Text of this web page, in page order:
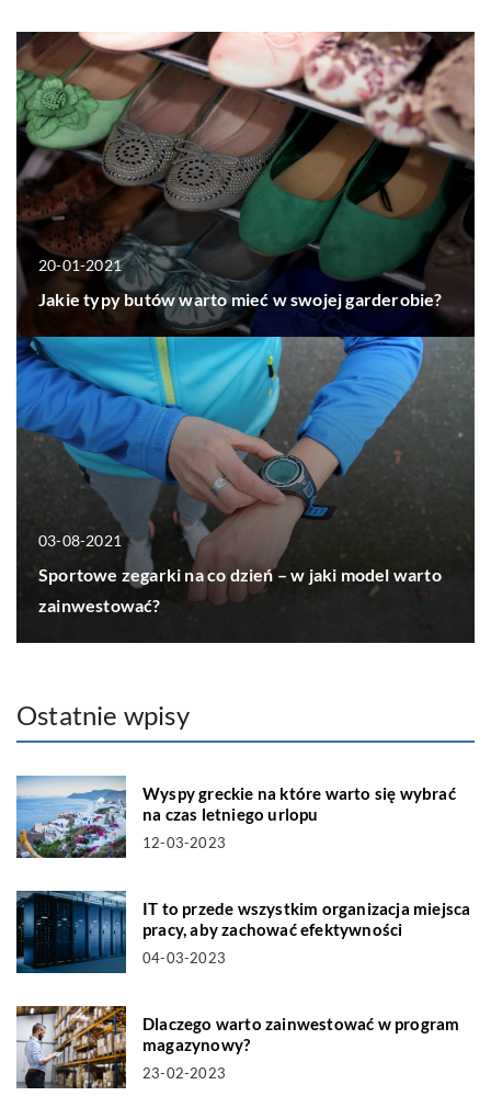
20-01-2021
Jakie typy butów warto mieć w swojej garderobie?
03-08-2021
Sportowe zegarki na co dzień – w jaki model warto
zainwestować?
Ostatnie wpisy
Wyspy greckie na które warto się wybrać
na czas letniego urlopu
12-03-2023
IT to przede wszystkim organizacja miejsca
pracy, aby zachować efektywności
04-03-2023
Dlaczego warto zainwestować w program
magazynowy?
23-02-2023